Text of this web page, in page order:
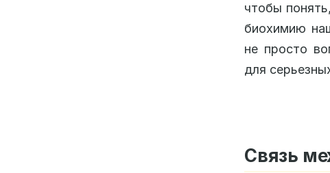
чтобы
биохимию
не просто
для
Связь